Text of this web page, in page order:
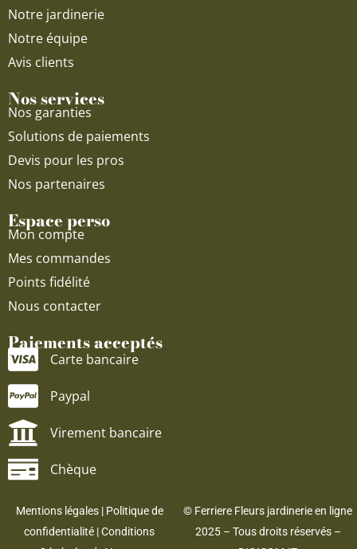
Notre jardinerie
Notre équipe
Avis clients
Nos services
Nos garanties
Solutions de paiements
Devis pour les pros
Nos partenaires
Espace perso
Mon compte
Mes commandes
Points fidélité
Nous contacter
Paiements acceptés
Carte bancaire
Paypal
Virement bancaire
Chèque
Mentions légales| Politique de
confidentialité |Conditions
© Ferriere Fleurs jardinerie en ligne
2025 – Tous droits réservés –